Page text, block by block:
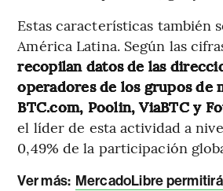
Estas características también
América Latina. Según las
recopilan datos de las
operadores de los grupos de
BTC.com, Poolin, ViaBTC y
el líder de esta actividad a
0,49% de la participación
Ver más: MercadoLibre